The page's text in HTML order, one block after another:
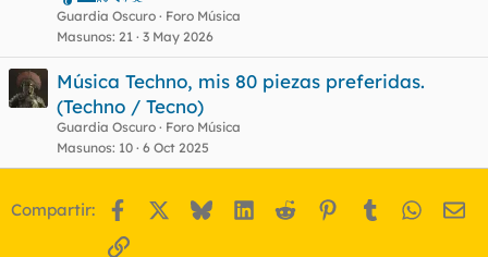
Guardia Oscuro
Foro Música
Masunos 21 3 May 2026
Música Techno, mis 80 piezas preferidas.
(Techno / Tecno)
Guardia Oscuro
Foro Música
Masunos 10 6 Oct 2025
Compartir: Facebook BlueskyLinkedIn
Reddit Pinterest
Tumblr
Enlace